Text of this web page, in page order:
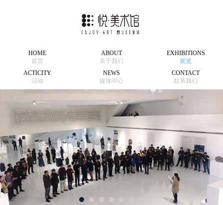
HOME
首页
ABOUT
关于我们
EXHIBITIONS
展览
ACTICITY
活动
NEWS
媒体中心
CONTACT
联系我们